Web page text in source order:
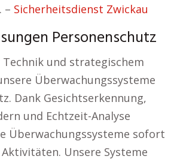
– Sicherheitsdienst Zwickau
Personenschutz
und strategischem
Überwachungssysteme
Dank Gesichtserkennung,
und Echtzeit-Analyse
Überwachungssysteme sofort
Unsere Systeme